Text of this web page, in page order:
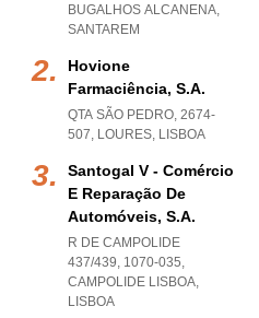
BUGALHOS ALCANENA,
SANTAREM
Hovione
Farmaciência, S.a.
QTA SÃO PEDRO, 2674-
507, LOURES, LISBOA
Santogal V - Comércio
E Reparação De
Automóveis, S.a.
R DE CAMPOLIDE
437/439, 1070-035,
CAMPOLIDE LISBOA,
LISBOA